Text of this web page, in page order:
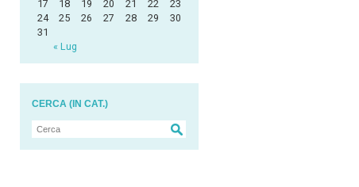
« Lug
17
18 19 20 21 22
23
24
25 26 27 28 29
30
31
CERCA (IN CAT.)